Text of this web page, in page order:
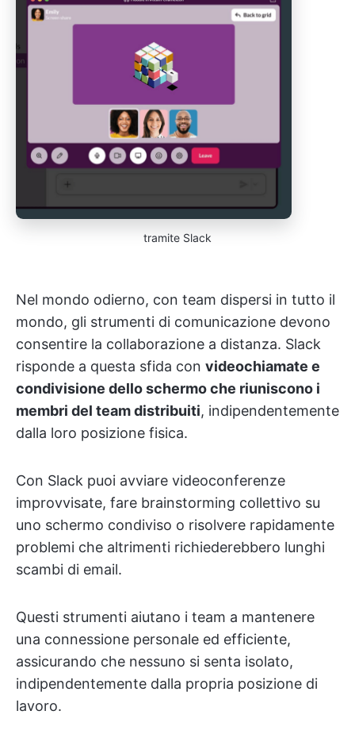
tramite Slack
Nel mondo odierno, con team dispersi in tutto il
mondo, gli strumenti di comunicazione devono
consentire la collaborazione a distanza. Slack
risponde a questa sfida con videochiamate e
condivisione dello schermo che riuniscono i
membri del team distribuiti, indipendentemente
dalla loro posizione fisica.
Con Slack puoi avviare videoconferenze
improvvisate, fare brainstorming collettivo su
uno schermo condiviso o risolvere rapidamente
problemi che altrimenti richiederebbero lunghi
scambi di email.
Questi strumenti aiutano i team a mantenere
una connessione personale ed efficiente,
assicurando che nessuno si senta isolato,
indipendentemente dalla propria posizione di
lavoro.